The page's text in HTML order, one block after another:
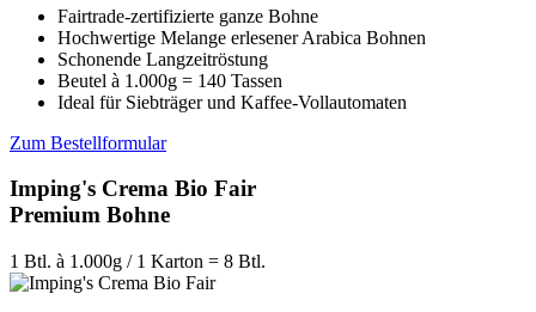
Fairtrade-zertifizierte ganze Bohne
Hochwertige Melange erlesener Arabica Bohnen
Schonende Langzeitröstung
Beutel à 1.000g = 140 Tassen
Ideal für Siebträger und Kaffee-Vollautomaten
Zum Bestellformular
Imping's Crema Bio Fair
Premium Bohne
1 Btl. à 1.000g / 1 Karton = 8 Btl.